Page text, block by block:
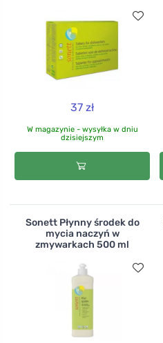
37 zł
W magazynie - wysyłka w dniu
dzisiejszym
Sonett Płynny środek do
mycia naczyń w
zmywarkach 500 ml